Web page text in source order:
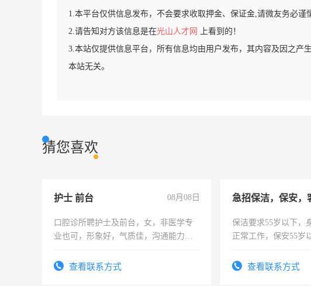
1.本平台仅供信息发布，不会要求收取押金、保证金,请微友务必谨
2.请告知对方该信息是在光山人才网
上看到的！
3.本站仅提供信息平台，所有信息均由用户发布，其内容及因之产
本站无关。
猜您喜欢
护士 前台 08月08日
口腔诊所聘护士及前台，女，非医学专
业也可，形象好，气质佳，沟通能力
查看联系方式
保洁要求55岁以下，
正常工作，保安55岁
录，客服要求45岁以
查看联系方式